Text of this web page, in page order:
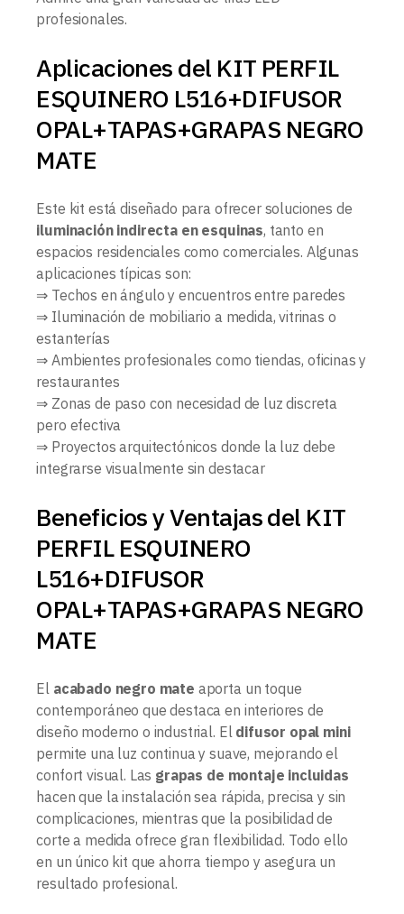
profesionales.
Aplicaciones del KIT PERFIL
ESQUINERO L516+DIFUSOR
OPAL+TAPAS+GRAPAS NEGRO
MATE
Este kit está diseñado para ofrecer soluciones de
iluminación indirecta en esquinas, tanto en
espacios residenciales como comerciales. Algunas
aplicaciones típicas son:
⇒ Techos en ángulo y encuentros entre paredes
⇒ Iluminación de mobiliario a medida, vitrinas o
estanterías
⇒ Ambientes profesionales como tiendas, oficinas y
restaurantes
⇒ Zonas de paso con necesidad de luz discreta
pero efectiva
⇒ Proyectos arquitectónicos donde la luz debe
integrarse visualmente sin destacar
Beneficios y Ventajas del KIT
PERFIL ESQUINERO
L516+DIFUSOR
OPAL+TAPAS+GRAPAS NEGRO
MATE
El acabado negro mate aporta un toque
contemporáneo que destaca en interiores de
diseño moderno o industrial. El difusor opal mini
permite una luz continua y suave, mejorando el
confort visual. Las grapas de montaje incluidas
hacen que la instalación sea rápida, precisa y sin
complicaciones, mientras que la posibilidad de
corte a medida ofrece gran flexibilidad. Todo ello
en un único kit que ahorra tiempo y asegura un
resultado profesional.